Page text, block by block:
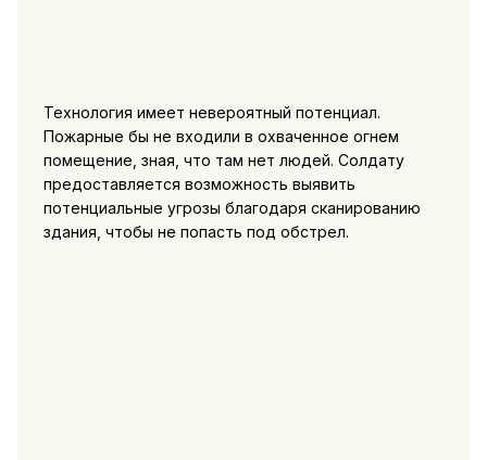
Технология имеет невероятный потенциал.
Пожарные бы не входили в охваченное огнем
помещение, зная, что там нет людей. Солдату
предоставляется возможность выявить
потенциальные угрозы благодаря сканированию
здания, чтобы не попасть под обстрел.